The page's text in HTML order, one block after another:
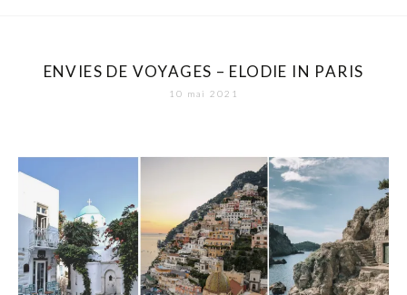
ENVIES DE VOYAGES – ELODIE IN PARIS
10 mai 2021